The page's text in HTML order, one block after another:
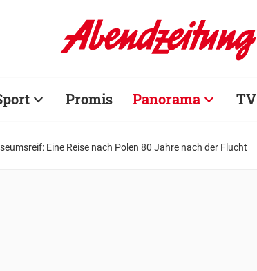
Promis Panorama TV
Eine Reise nach Polen 80 Jahre nach der Flucht